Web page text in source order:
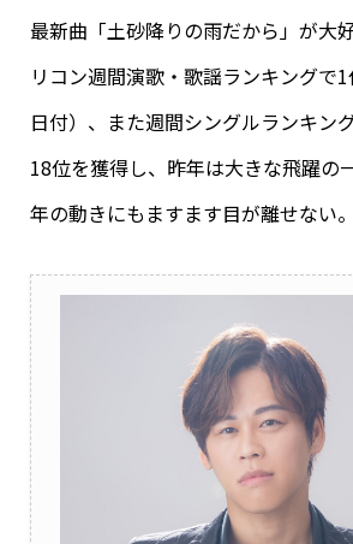
最新曲「土砂降りの雨だから」が大
リコン週間演歌・歌謡ランキングで
日付）、また週間シングルランキン
18位を獲得し、昨年は大きな飛躍の
年の動きにもますます目が離せない。